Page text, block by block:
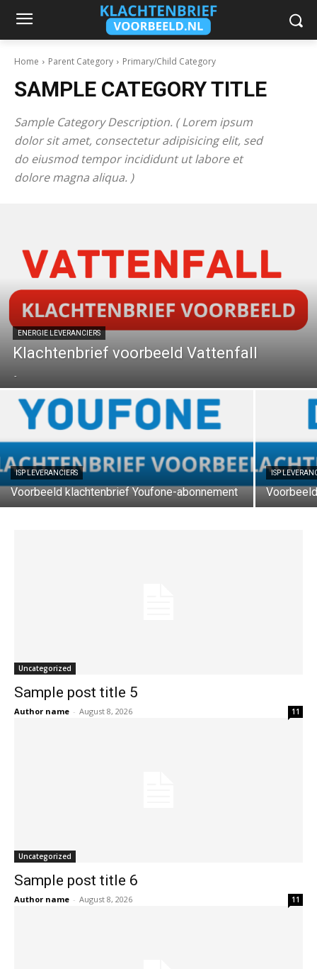
Home Parent Category Primary/Child Category
SAMPLE CATEGORY TITLE
Sample Category Description. ( Lorem ipsum
dolor sit amet, consectetur adipisicing elit, sed
do eiusmod tempor incididunt ut labore et
dolore magna aliqua. )
ENERGIE LEVERANCIERS
Klachtenbrief voorbeeld Vattenfall
-
ISP LEVERANCIERS
Voorbeeld klachtenbrief Youfone-abonnement
ISP
Uncategorized
Sample post title 5
Author name - August 8, 2026 11
Uncategorized
Sample post title 6
Author name - August 8, 2026 11